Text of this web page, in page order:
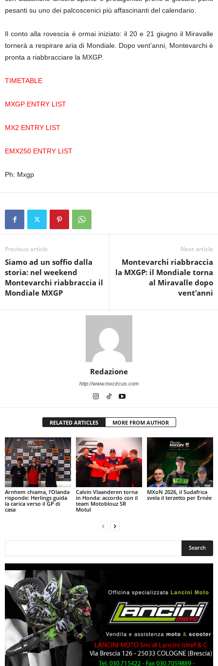
pesanti su uno dei palcoscenici più affascinanti del calendario.
Il conto alla rovescia è ormai iniziato: il 20 e 21 giugno il Miravalle
tornerà a respirare aria di Mondiale. Dopo vent’anni, Montevarchi è
pronta a riabbracciare la MXGP.
TIMETABLE
MXGP ENTRY LIST
MX2 ENTRY LIST
EMX250 ENTRY LIST
Ph: Mxgp
Previous article
Siamo ad un soffio dalla
storia: nel weekend
Montevarchi riabbraccia il
Mondiale MXGP
Next article
Montevarchi riabbraccia
la MXGP: il Mondiale torna
al Miravalle dopo
vent’anni
Redazione
http://www.mxcircus.com
RELATED ARTICLES MORE FROM AUTHOR
Arnhem chiama, l’Olanda
risponde: Herlings guida
la carica verso il GP di
casa
Calvin Vlaanderen torna
in Honda: accordo con il
team Motoblouz SR
Motul
MXoN 2026, il Sudafrica
svela il terzetto per Ernée